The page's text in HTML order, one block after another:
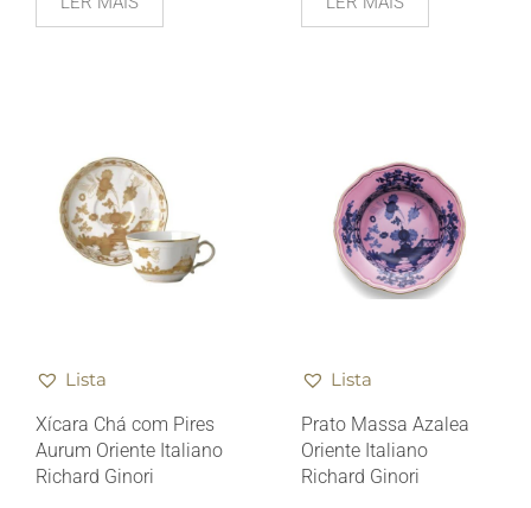
Lista
Xícara Chá com Pires
Aurum Oriente Italiano
Richard Ginori
Lista
Prato Massa Azalea
Oriente Italiano
Richard Ginori